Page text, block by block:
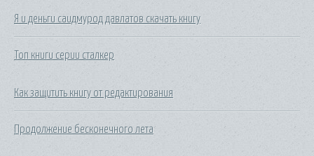
Я и деньги саидмурод давлатов скачать книгу
Топ книги серии сталкер
Как защитить книгу от редактирования
Продолжение бесконечного лета